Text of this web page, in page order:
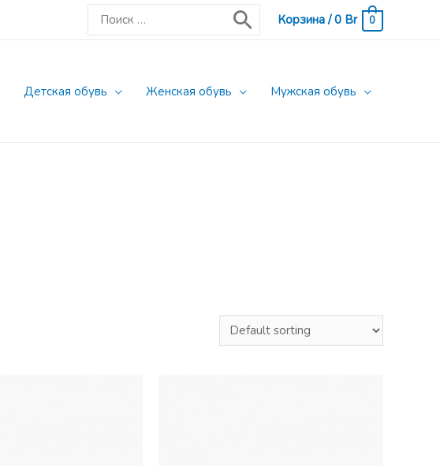
Поиск: Корзина/0 Br 0
Детская обувь Женская обувь Мужская обувь